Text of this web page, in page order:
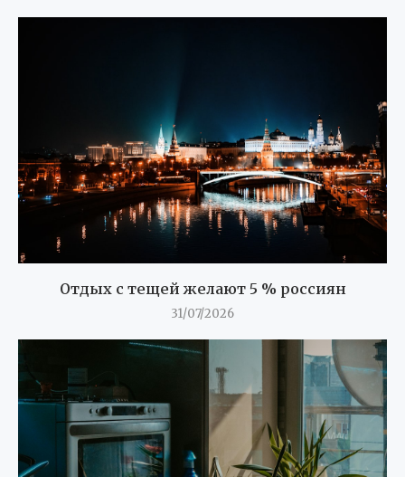
Отдых с тещей желают 5 % россиян
31/07/2026